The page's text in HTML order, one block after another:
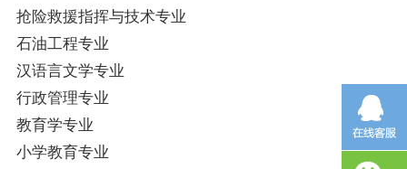
抢险救援指挥与技术专业
石油工程专业
汉语言文学专业
行政管理专业
教育学专业
小学教育专业